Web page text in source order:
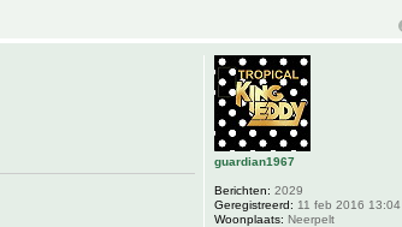
guardian1967
Berichten: 2029
Geregistreerd: 11 feb 2016 13:04
Woonplaats: Neerpelt